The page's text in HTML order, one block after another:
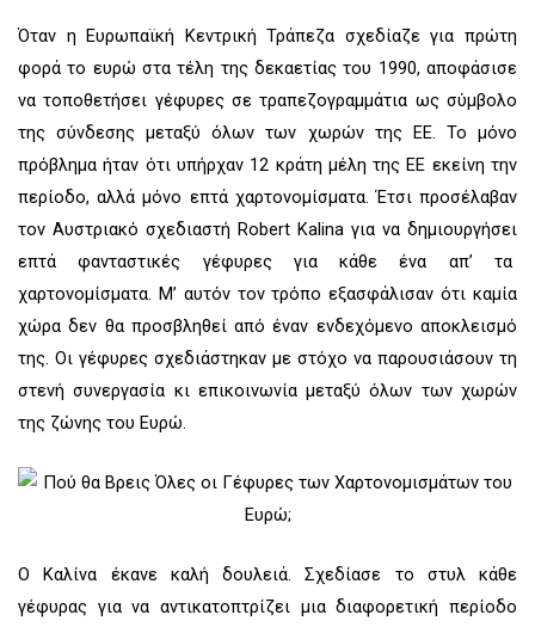
Όταν η Ευρωπαϊκή Κεντρική Τράπεζα σχεδίαζε για πρώτη
φορά το ευρώ στα τέλη της δεκαετίας του 1990, αποφάσισε
να τοποθετήσει γέφυρες σε τραπεζογραμμάτια ως σύμβολο
της σύνδεσης μεταξύ όλων των χωρών της ΕΕ. Το μόνο
πρόβλημα ήταν ότι υπήρχαν 12 κράτη μέλη της ΕΕ εκείνη την
περίοδο, αλλά μόνο επτά χαρτονομίσματα. Έτσι προσέλαβαν
τον Αυστριακό σχεδιαστή Robert Kalina για να δημιουργήσει
επτά φανταστικές γέφυρες για κάθε ένα απ’ τα
χαρτονομίσματα. Μ’ αυτόν τον τρόπο εξασφάλισαν ότι καμία
χώρα δεν θα προσβληθεί από έναν ενδεχόμενο αποκλεισμό
της. Οι γέφυρες σχεδιάστηκαν με στόχο να παρουσιάσουν τη
στενή συνεργασία κι επικοινωνία μεταξύ όλων των χωρών
της ζώνης του Ευρώ.
Ο Καλίνα έκανε καλή δουλειά. Σχεδίασε το στυλ κάθε
γέφυρας για να αντικατοπτρίζει μια διαφορετική περίοδο